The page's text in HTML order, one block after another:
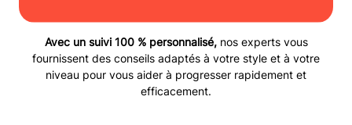
Avec un suivi 100 % personnalisé,nos experts vous
fournissent des conseils adaptés à votre style et à votre
niveau pour vous aider à progresser rapidement et
efficacement.